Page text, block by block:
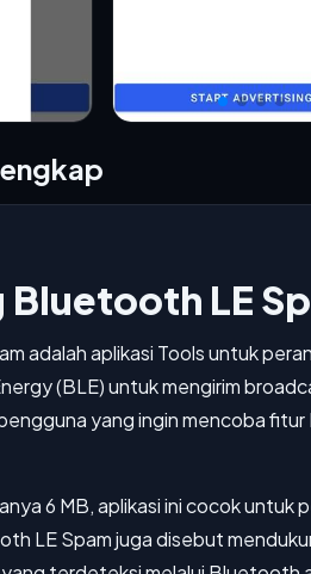
Bluetooth LE
adalah aplikasi Tools untuk
(BLE) untuk mengirim
yang ingin mencoba
6 MB, aplikasi ini cocok
LE Spam juga disebut